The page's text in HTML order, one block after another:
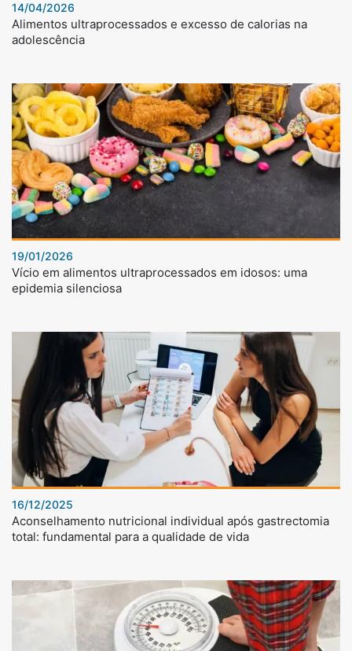
14/04/2026
Alimentos ultraprocessados e excesso de calorias na
adolescência
19/01/2026
Vício em alimentos ultraprocessados em idosos: uma
epidemia silenciosa
16/12/2025
Aconselhamento nutricional individual após gastrectomia
total: fundamental para a qualidade de vida